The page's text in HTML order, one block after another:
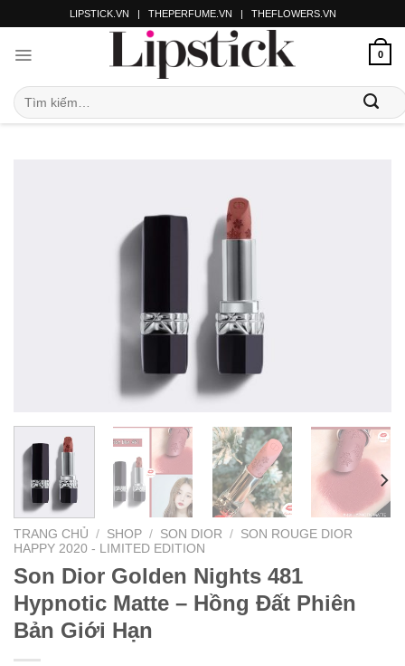
LIPSTICK.VN | THEPERFUME.VN | THEFLOWERS.VN
0
TRANG CHỦ / SHOP / SON DIOR / SON ROUGE DIOR
HAPPY 2020 - LIMITED EDITION
Son Dior Golden Nights 481
Hypnotic Matte – Hồng Đất Phiên
Bản Giới Hạn